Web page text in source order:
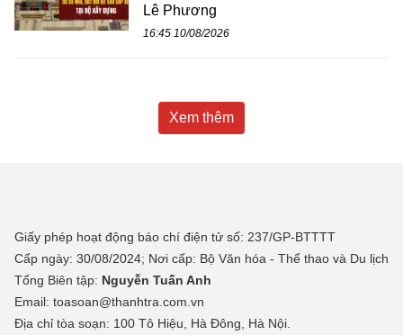
Lê Phương
16:45 10/08/2026
Xem thêm
Giấy phép hoạt động báo chí điện tử số: 237/GP-BTTTT
Cấp ngày: 30/08/2024; Nơi cấp: Bộ Văn hóa - Thể thao và Du lịch
Tổng Biên tập: Nguyễn Tuấn Anh
Email: toasoan@thanhtra.com.vn
Địa chỉ tòa soạn: 100 Tô Hiệu, Hà Đông, Hà Nội.